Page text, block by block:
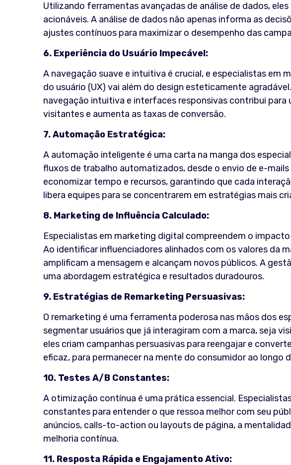
Utilizando ferramentas avançadas de análise de dados,
acionáveis. A análise de dados não apenas informa as
ajustes contínuos para maximizar o desempenho das
6. Experiência do Usuário Impecável:
A navegação suave e intuitiva é crucial, e especialistas em
do usuário (UX) vai além do design esteticamente
navegação intuitiva e interfaces responsivas contribui
visitantes e aumenta as taxas de conversão.
7. Automação Estratégica:
A automação inteligente é uma carta na manga dos
fluxos de trabalho automatizados, desde o envio de e-
economizar tempo e recursos, garantindo que cada
libera equipes para se concentrarem em estratégias mais
8. Marketing de Influência Calculado:
Especialistas em marketing digital compreendem o
Ao identificar influenciadores alinhados com os valores da
amplificam a mensagem e alcançam novos públicos. A
uma abordagem estratégica e resultados duradouros.
9. Estratégias de Remarketing Persuasivas:
O remarketing é uma ferramenta poderosa nas mãos dos
segmentar usuários que já interagiram com a marca, seja
eles criam campanhas persuasivas para reengajar e
eficaz, para permanecer na mente do consumidor ao longo
10. Testes A/B Constantes:
A otimização contínua é uma prática essencial.
constantes para entender o que ressoa melhor com seu
anúncios, calls-to-action ou layouts de página, a
melhoria contínua.
11. Resposta Rápida e Engajamento Ativo: